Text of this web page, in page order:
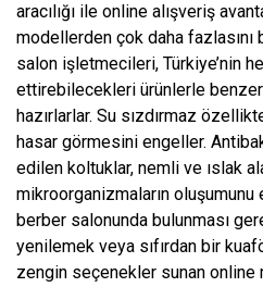
aracılığı ile online alışveriş
modellerden çok daha
salon işletmecileri, Türkiye’nin
ettirebilecekleri ürünlerle
hazırlarlar. Su sızdırmaz
hasar görmesini engeller.
edilen koltuklar, nemli ve ıslak
mikroorganizmaların
berber salonunda bulunması
yenilemek veya sıfırdan bir
zengin seçenekler sunan online